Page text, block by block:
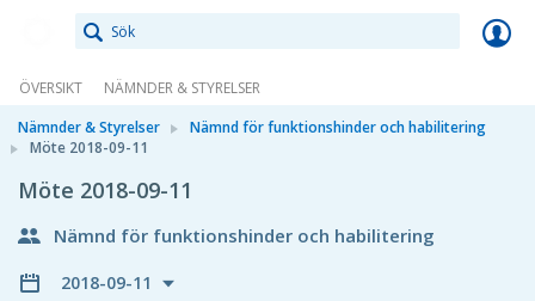
ÖVERSIKT
NÄMNDER & STYRELSER
Nämnder & Styrelser
Nämnd för funktionshinder och habilitering
Möte 2018-09-11
Möte 2018-09-11
Nämnd för funktionshinder och habilitering
2018-09-11